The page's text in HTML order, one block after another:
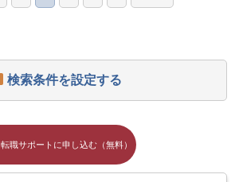
検索条件を設定する
転職サポートに申し込む（無料）